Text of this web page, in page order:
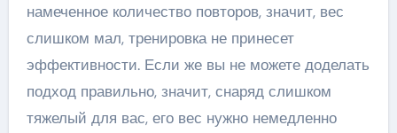
намеченное количество повторов, значит, вес
слишком мал, тренировка не принесет
эффективности. Если же вы не можете доделать
подход правильно, значит, снаряд слишком
тяжелый для вас, его вес нужно немедленно